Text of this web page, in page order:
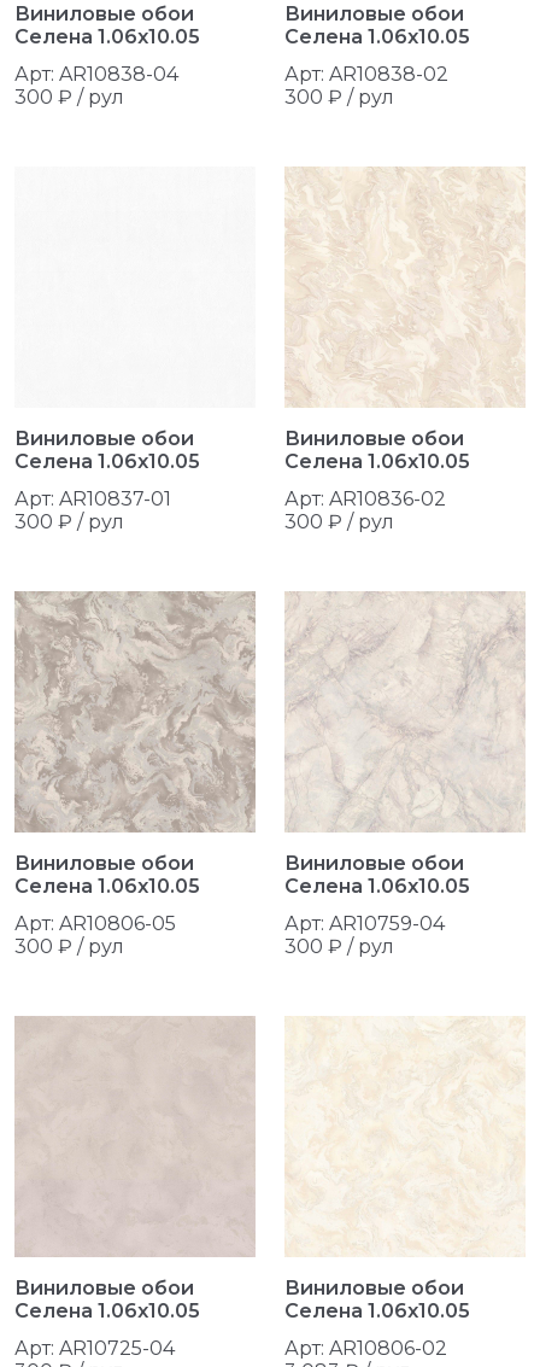
Виниловые обои
Селена 1.06x10.05
Арт: AR10838-04
300 ₽ / рул
Виниловые обои
Селена 1.06x10.05
Арт: AR10838-02
300 ₽ / рул
Виниловые обои
Селена 1.06x10.05
Арт: AR10837-01
300 ₽ / рул
Виниловые обои
Селена 1.06x10.05
Арт: AR10836-02
300 ₽ / рул
Виниловые обои
Селена 1.06x10.05
Арт: AR10806-05
300 ₽ / рул
Виниловые обои
Селена 1.06x10.05
Арт: AR10759-04
300 ₽ / рул
Виниловые обои
Селена 1.06x10.05
Арт: AR10725-04
Виниловые обои
Селена 1.06x10.05
Арт: AR10806-02